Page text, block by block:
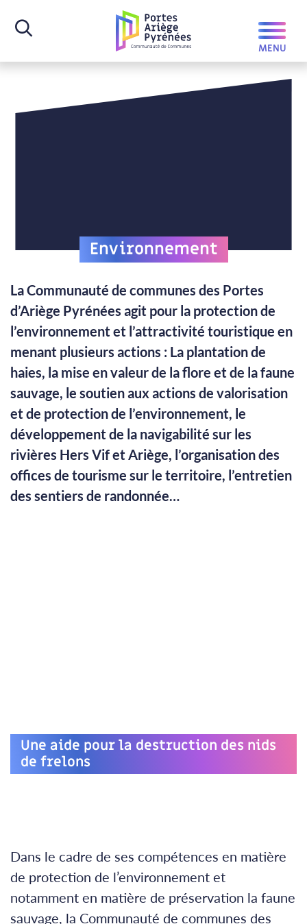
Environnement
La Communauté de communes des Portes
d’Ariège Pyrénées agit pour la protection de
l’environnement et l’attractivité touristique en
menant plusieurs actions : La plantation de
haies, la mise en valeur de la flore et de la faune
sauvage, le soutien aux actions de valorisation
et de protection de l’environnement, le
développement de la navigabilité sur les
rivières Hers Vif et Ariège, l’organisation des
offices de tourisme sur le territoire, l’entretien
des sentiers de randonnée…
Une aide pour la destruction des nids
de frelons
Dans le cadre de ses compétences en matière
de protection de l’environnement et
notamment en matière de préservation la faune
sauvage, la Communauté de communes des